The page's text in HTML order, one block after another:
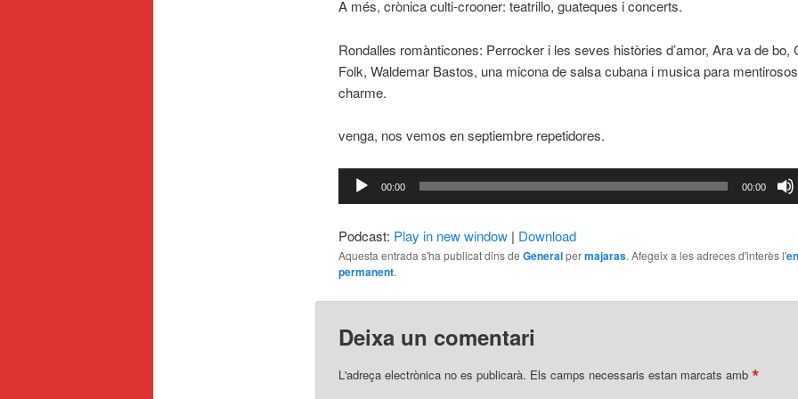
A més, crònica culti-crooner: teatrillo, guateques i concerts.
Rondalles romànticones: Perrocker i les seves històries d’amor, Ara va de bo,
Folk, Waldemar Bastos, una micona de salsa cubana i musica para
charme.
venga, nos vemos en septiembre repetidores.
Reproductor
d'àudio
00:00 00:00
Podcast: Play in new window| Download
Aquesta entrada s'ha publicat dins de Generalpermajaras. Afegeix a les adreces d'interès l'
permanent.
Deixa un comentari
L'adreça electrònica no es publicarà. Els camps necessaris estan marcats amb *